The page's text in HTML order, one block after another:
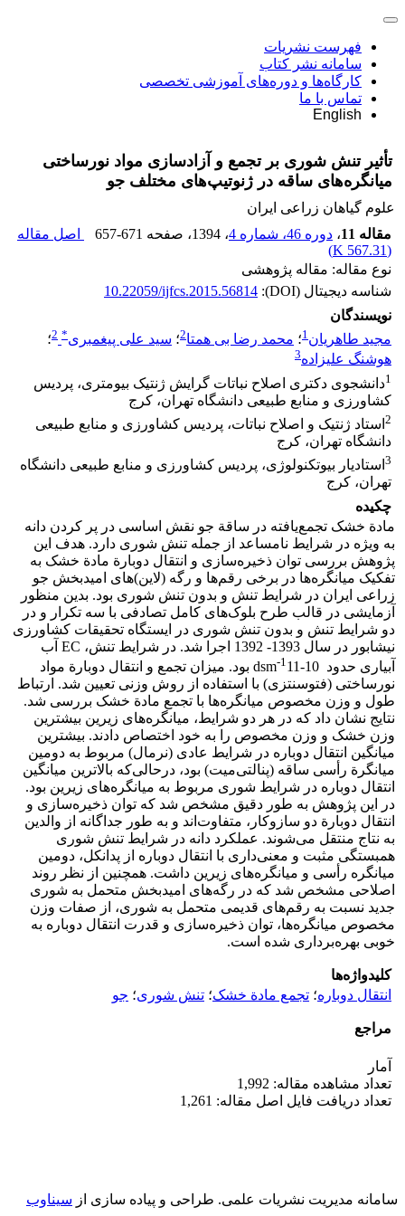
فهرست نشریات
سامانه نشر کتاب
کارگاه‌ها و دوره‌های آموزشی تخصصی
تماس با ما
English
تأثیر تنش شوری بر تجمع و آزادسازی مواد نورساختی
میانگره‌های ساقه در ژنوتیپ‌های مختلف جو
علوم گیاهان زراعی ایران
مقاله 11
، دوره 46، شماره 4 ، 1394 ، صفحه 657-671
اصل مقاله
(
567.31 K
)
نوع مقاله: مقاله پژوهشی
شناسه دیجیتال (DOI):
10.22059/ijfcs.2015.56814
نویسندگان
مجید طاهریان1؛ محمد رضا بی همتا2؛ سید علی پیغمبری*
2؛
هوشنگ علیزاده3
1دانشجوی دکتری اصلاح نباتات گرایش ژنتیک بیومتری، پردیس
کشاورزی و منابع طبیعی دانشگاه تهران، کرج
2 استاد ژنتیک و اصلاح نباتات، پردیس کشاورزی و منابع طبیعی
دانشگاه تهران، کرج
3 استادیار بیوتکنولوژی، پردیس کشاورزی و منابع طبیعی دانشگاه
تهران، کرج
چکیده
مادة خشک تجمع‌یافته در ساقة جو نقش اساسی در پر کردن دانه
به ویژه در شرایط نامساعد از جمله تنش شوری دارد. هدف این
پژوهش بررسی توان ذخیره‌سازی و انتقال دوبارة مادة خشک به
تفکیک میانگره‌ها در برخی رقم‌ها و رگه (لاین)‌های امیدبخش جو
زراعی ایران در شرایط تنش و بدون تنش شوری بود. بدین منظور
آزمایشی در قالب طرح بلوک‌های کامل تصادفی با سه تکرار و در
دو شرایط تنش و بدون تنش شوری در ایستگاه تحقیقات کشاورزی
نیشابور در سال 1393- 1392 اجرا ‌شد. در شرایط تنش، EC آب
آبیاری حدود dsm
-1
11-10 بود. میزان تجمع و انتقال دوبارة مواد
نورساختی (فتوسنتزی) با استفاده از روش وزنی تعیین شد. ارتباط
طول و وزن مخصوص میانگره‌ها با تجمع مادة خشک بررسی شد.
نتایج نشان داد که در هر دو شرایط، میانگره‌های زیرین بیشترین
وزن خشک و وزن مخصوص را به خود اختصاص دادند. بیشترین
میانگین انتقال دوباره در شرایط عادی (نرمال) مربوط به دومین
میانگرة رأسی ساقه (پنالتی‌میت) بود، درحالی‌که بالاترین میانگین
انتقال دوباره در شرایط شوری مربوط به میانگره‌های زیرین بود.
در این پژوهش به طور دقیق مشخص شد که توان ذخیره‌سازی و
انتقال دوبارة دو ساز‌و‌کار، متفاوت‌اند و به طور جداگانه از والدین
به نتاج منتقل می‌شوند. عملکرد دانه در شرایط تنش شوری
همبستگی مثبت و معنی‌داری با انتقال دوباره از پدانکل، دومین
میانگره رأسی و میانگره‌های زیرین داشت. همچنین از نظر روند
اصلاحی مشخص شد که در رگه‌های امیدبخش متحمل به شوری
جدید نسبت به رقم‌های قدیمی متحمل به شوری، از صفات وزن
مخصوص میانگره‌ها، توان ذخیره‌سازی و قدرت انتقال دوباره به
خوبی بهره‌برداری شده ‌است.
کلیدواژه‌ها
انتقال دوباره؛ تجمع مادة خشک؛ تنش شوری؛ جو
مراجع
آمار
تعداد مشاهده مقاله: 1,992
تعداد دریافت فایل اصل مقاله: 1,261
سامانه مدیریت نشریات علمی. طراحی و پیاده سازی از سیناوب